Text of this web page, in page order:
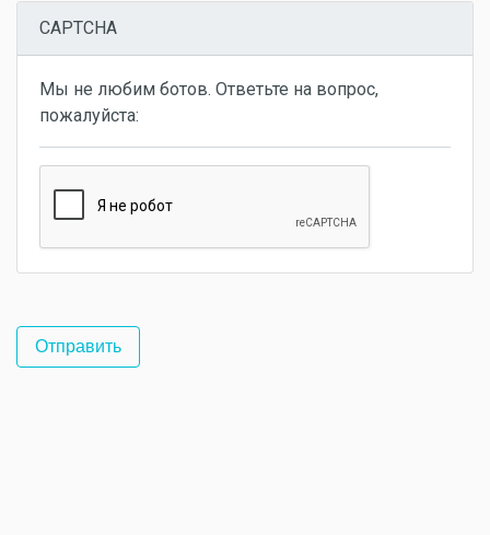
CAPTCHA
Мы не любим ботов. Ответьте на вопрос,
пожалуйста: